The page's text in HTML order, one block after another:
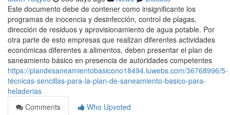
Este documento debe de contener como insignificante los
programas de inocencia y desinfección, control de plagas,
dirección de residuos y aprovisionamiento de agua potable. Por
otra parte de esto empresas que realizan diferentes actividades
económicas diferentes a alimentos, deben presentar el plan de
saneamiento básico en presencia de autoridades competentes
https://plandesaneamientobasicono18494.luwebs.com/36768996/5-
técnicas-sencillas-para-la-plan-de-saneamiento-basico-para-
heladerias
Comments
Who Upvoted